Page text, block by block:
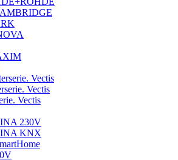
Vectis
Vectis
Vectis
230V
KNX